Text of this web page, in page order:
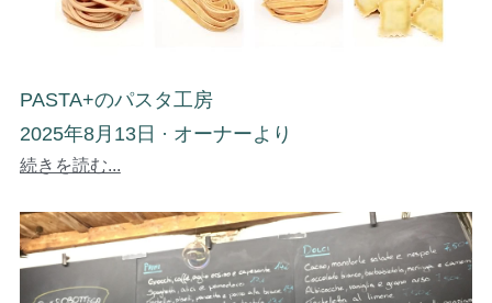
PASTA+のパスタ工房
2025年8月13日 · オーナーより
続きを読む...